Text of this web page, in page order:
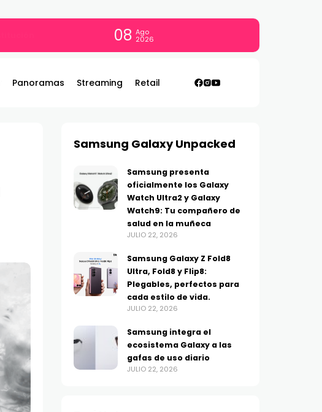
08 Ago
2026
Panoramas Streaming Retail
Samsung Galaxy Unpacked
Samsung presenta
oficialmente los Galaxy
Watch Ultra2 y Galaxy
Watch9: Tu compañero de
salud en la muñeca
JULIO 22, 2026
Samsung Galaxy Z Fold8
Ultra, Fold8 y Flip8:
Plegables, perfectos para
cada estilo de vida.
JULIO 22, 2026
Samsung integra el
ecosistema Galaxy a las
gafas de uso diario
JULIO 22, 2026